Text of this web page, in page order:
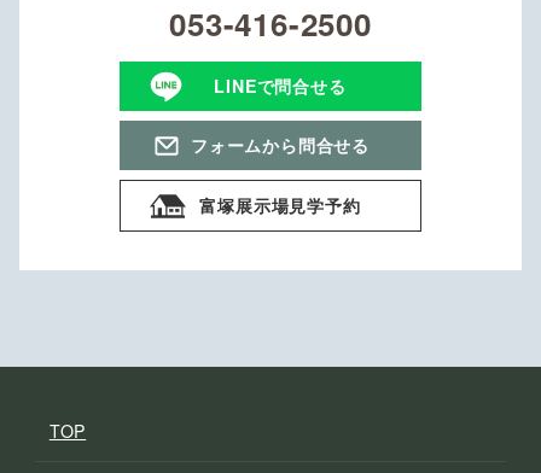
053-416-2500
LINEで問合せる
フォームから問合せる
富塚展示場見学予約
TOP